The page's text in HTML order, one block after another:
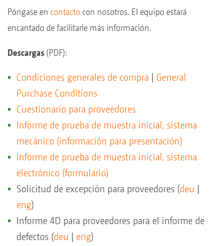
Póngase en contacto con nosotros. El equipo estará
encantado de facilitarle más información.
Descargas (PDF):
Condiciones generales de compra | General
Purchase Conditions
Cuestionario para proveedores
Informe de prueba de muestra inicial, sistema
mecánico (información para presentación)
Informe de prueba de muestra inicial, sistema
electrónico (formulario)
Solicitud de excepción para proveedores (deu |
eng)
Informe 4D para proveedores para el informe de
defectos (deu | eng)